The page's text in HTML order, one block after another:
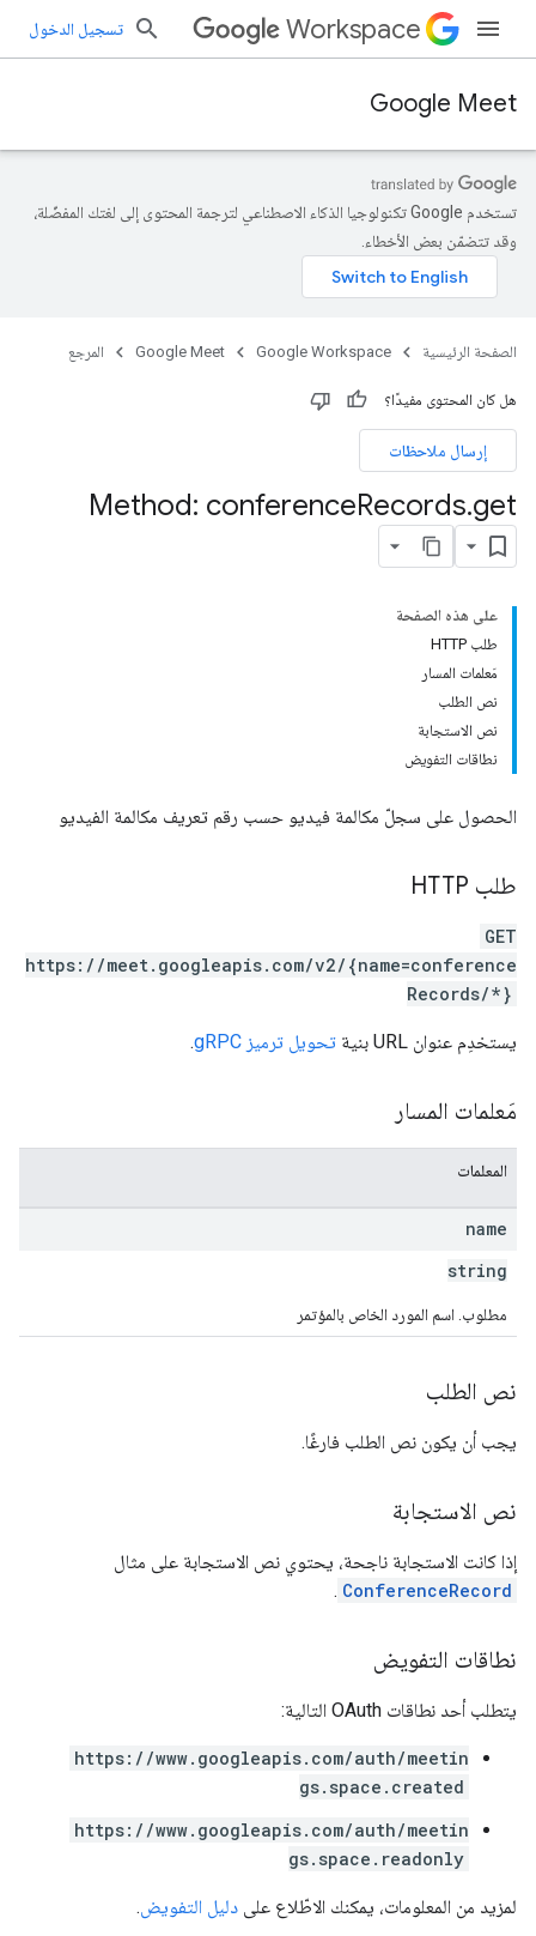
Workspace تسجيل الدخول
Google Meet
تستخدم Google تكنولوجيا الذكاء الاصطناعي لترجمة المحتوى إلى لغتك المفضّلة،
وقد تتضمّن بعض الأخطاء.
الصفحة الرئيسية Google Workspace
Google Meet المرجع
هل كان المحتوى مفيدًا؟
إرسال ملاحظات
Method: conferenceRecords.get
على هذه الصفحة
طلب HTTP
مَعلمات المسار
نص الطلب
نص الاستجابة
نطاقات التفويض
الحصول على سجلّ مكالمة فيديو حسب رقم تعريف مكالمة الفيديو
طلب HTTP
GET
https://meet.googleapis.com/v2/{name=conference
Records/*}
يستخدِم عنوان URL بنية تحويل ترميز gRPC .
مَعلمات المسار
المعلمات
name
string
مطلوب. اسم المورد الخاص بالمؤتمر
نص الطلب
يجب أن يكون نص الطلب فارغًا.
نص الاستجابة
إذا كانت الاستجابة ناجحة، يحتوي نص الاستجابة على مثال
ConferenceRecord
.
نطاقات التفويض
يتطلب أحد نطاقات OAuth التالية:
https://www.googleapis.com/auth/meetin
gs.space.created
https://www.googleapis.com/auth/meetin
gs.space.readonly
لمزيد من المعلومات، يمكنك الاطّلاع على دليل التفويض.